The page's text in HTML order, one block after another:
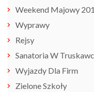
Weekend Majowy
Wyprawy
Rejsy
Sanatoria W
Wyjazdy Dla Firm
Zielone Szkoły